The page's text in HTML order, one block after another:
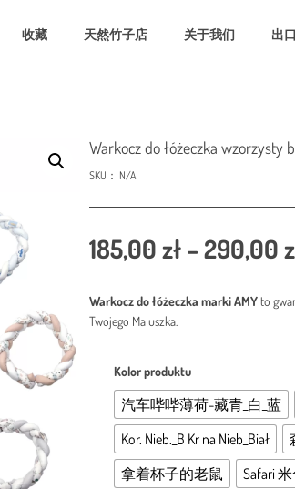
收藏 天然竹子店 关于我们 出
Warkocz do łóżeczka wzorzysty
SKU： N/A
185,00zł–290,00
Warkocz do łóżeczka marki AMYto
Twojego Maluszka.
Kolor produktu
汽车哔哔薄荷-藏青_白_蓝
Kor. Nieb._B Kr na Nieb_Biał
拿着杯子的老鼠
Safari